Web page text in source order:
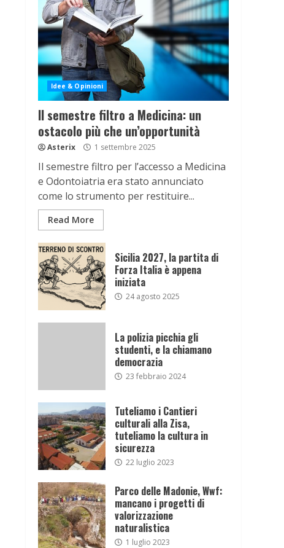
Idee & Opinioni
Il semestre filtro a Medicina: un
ostacolo più che un’opportunità
Asterix 1 settembre 2025
Il semestre filtro per l’accesso a Medicina
e Odontoiatria era stato annunciato
come lo strumento per restituire...
Read More
Sicilia 2027, la partita di
Forza Italia è appena
iniziata
24 agosto 2025
La polizia picchia gli
studenti, e la chiamano
democrazia
23 febbraio 2024
Tuteliamo i Cantieri
culturali alla Zisa,
tuteliamo la cultura in
sicurezza
22 luglio 2023
Parco delle Madonie, Wwf:
mancano i progetti di
valorizzazione
naturalistica
1 luglio 2023